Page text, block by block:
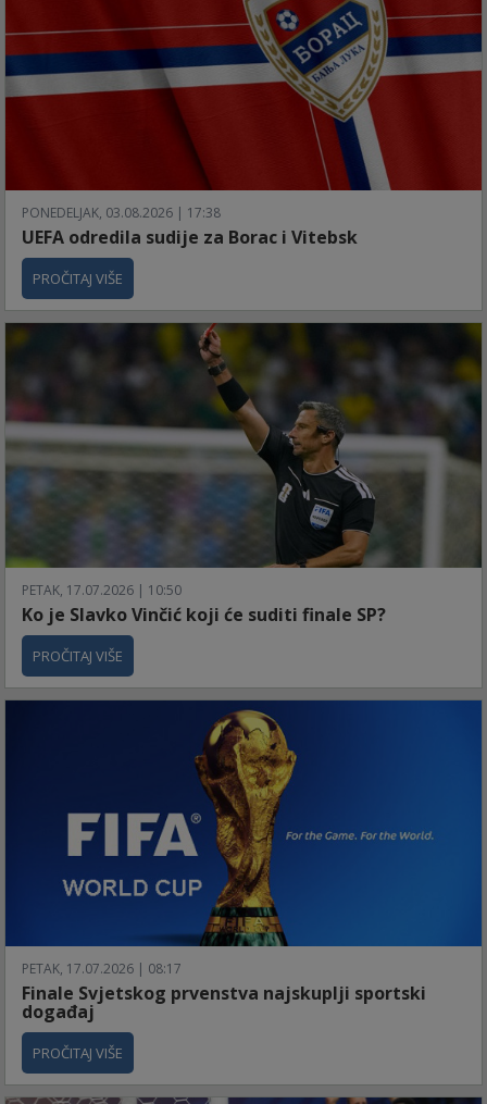
PONEDELJAK, 03.08.2026 | 17:38
UEFA odredila sudije za Borac i Vitebsk
PROČITAJ VIŠE
PETAK, 17.07.2026 | 10:50
Ko je Slavko Vinčić koji će suditi finale SP?
PROČITAJ VIŠE
PETAK, 17.07.2026 | 08:17
Finale Svjetskog prvenstva najskuplji sportski
događaj
PROČITAJ VIŠE